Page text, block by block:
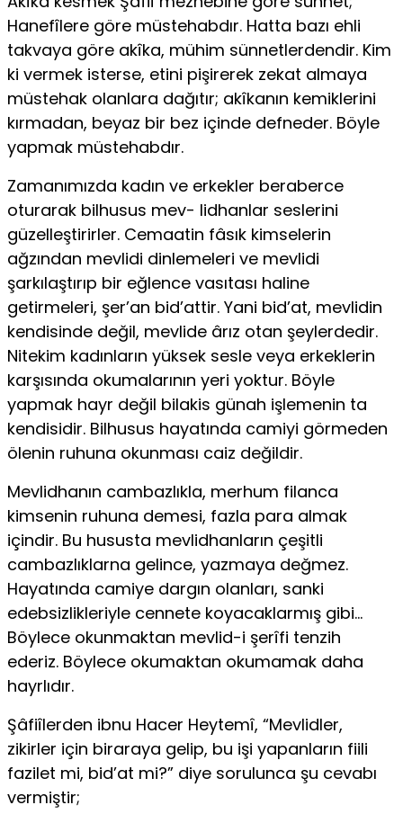
Hanefîlere göre müstehabdır. Hatta bazı ehli
takvaya göre akîka, mühim sünnetlerdendir. Kim
ki vermek isterse, etini pişirerek zekat almaya
müstehak olanlara dağıtır; akîkanın kemiklerini
kırmadan, beyaz bir bez içinde defneder. Böyle
yapmak müstehabdır.
Zamanımızda kadın ve erkekler beraberce
oturarak bilhusus mev- lidhanlar seslerini
güzelleştirirler. Cemaatin fâsık kimselerin
ağzından mevlidi dinlemeleri ve mevlidi
şarkılaştırıp bir eğlence vasıtası haline
getirmeleri, şer’an bid’attir. Yani bid’at, mevlidin
kendisinde değil, mevli­de ârız otan şeylerdedir.
Nitekim kadınların yüksek sesle veya erkeklerin
karşısında okumalarının yeri yoktur. Böyle
yapmak hayr değil bilakis gü­nah işlemenin ta
kendisidir. Bilhusus hayatında camiyi görmeden
ölenin ruhuna okunması caiz değildir.
Mevlidhanın cambazlıkla, merhum filan­ca
kimsenin ruhuna demesi, fazla para almak
içindir. Bu hususta mevlidhanların çeşitli
cambazlıklarna gelince, yazmaya değmez.
Hayatında camiye dargın olanları, sanki
edebsizlikleriyle cennete koyacaklarmış gibi…
Böylece okunmaktan mevlid-i şerîfi tenzih
ederiz. Böylece oku­maktan okumamak daha
hayrlıdır.
Şâfiîlerden ibnu Hacer Heytemî, “Mevlidler,
zikirler için biraraya gelip, bu işi yapanların fiili
fazilet mi, bid’at mi?” diye sorulunca şu cevabı
vermiştir;